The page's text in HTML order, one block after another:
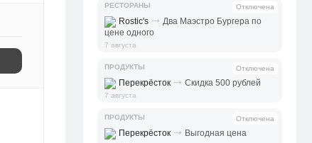
РЕСТОРАНЫ Отключена
Rostic's ⤑ Два Маэстро Бургера по
цене одного
7 августа
ПРОДУКТЫ Отключена
Перекрёсток ⤑ Скидка 500 рублей
7 августа
ПРОДУКТЫ Отключена
Перекрёсток ⤑ Выгодная цена